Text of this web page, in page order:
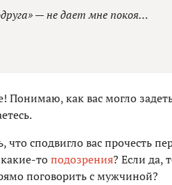
— не дает мне покоя…
Понимаю, как вас могло
что сподвигло вас прочесть
топодозрения? Если да,
поговорить с мужчиной?